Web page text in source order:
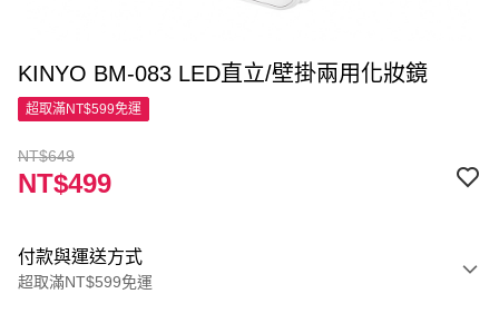
KINYO BM-083 LED直立/壁掛兩用化妝鏡
超取滿NT$599免運
NT$649
NT$499
付款與運送方式
超取滿NT$599免運